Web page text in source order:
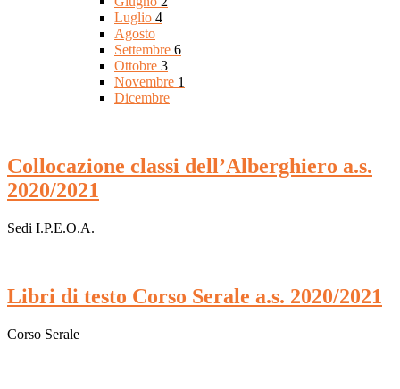
Luglio 4
Agosto
Settembre 6
Ottobre 3
Novembre 1
Dicembre
Collocazione classi dell’Alberghiero a.s.
2020/2021
Sedi I.P.E.O.A.
Libri di testo Corso Serale a.s. 2020/2021
Corso Serale